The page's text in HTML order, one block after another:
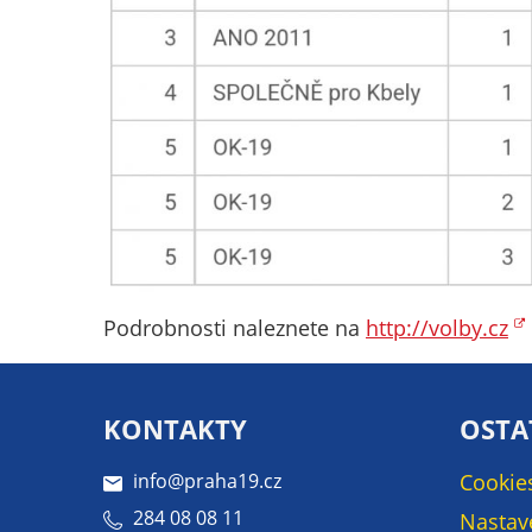
Podrobnosti naleznete na http://volby.cz
KONTAKTY
info@praha19.cz
284 08 08 11